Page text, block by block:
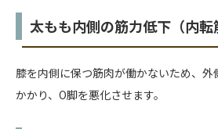
太もも内側の筋力低下（内転
膝を内側に保つ筋肉が働かないため、
かかり、O脚を悪化させます。